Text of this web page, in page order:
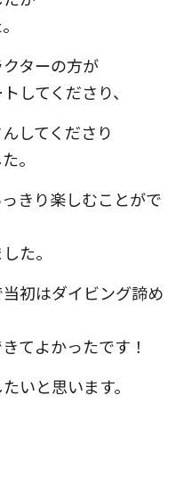
ターの方が
してくださり、
してくださり
。
きり楽しむことがで
た。
初はダイビング諦め
てよかったです！
いと思います。